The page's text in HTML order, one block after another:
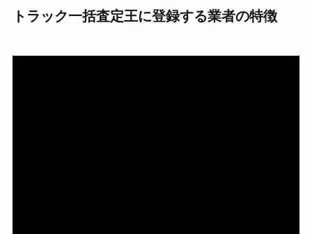
トラック一括査定王に登録する業者の特徴